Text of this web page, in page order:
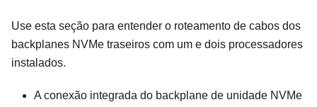
Use esta seção para entender o roteamento de cabos dos
backplanes NVMe traseiros com um e dois processadores
instalados.
A conexão integrada do backplane de unidade NVMe